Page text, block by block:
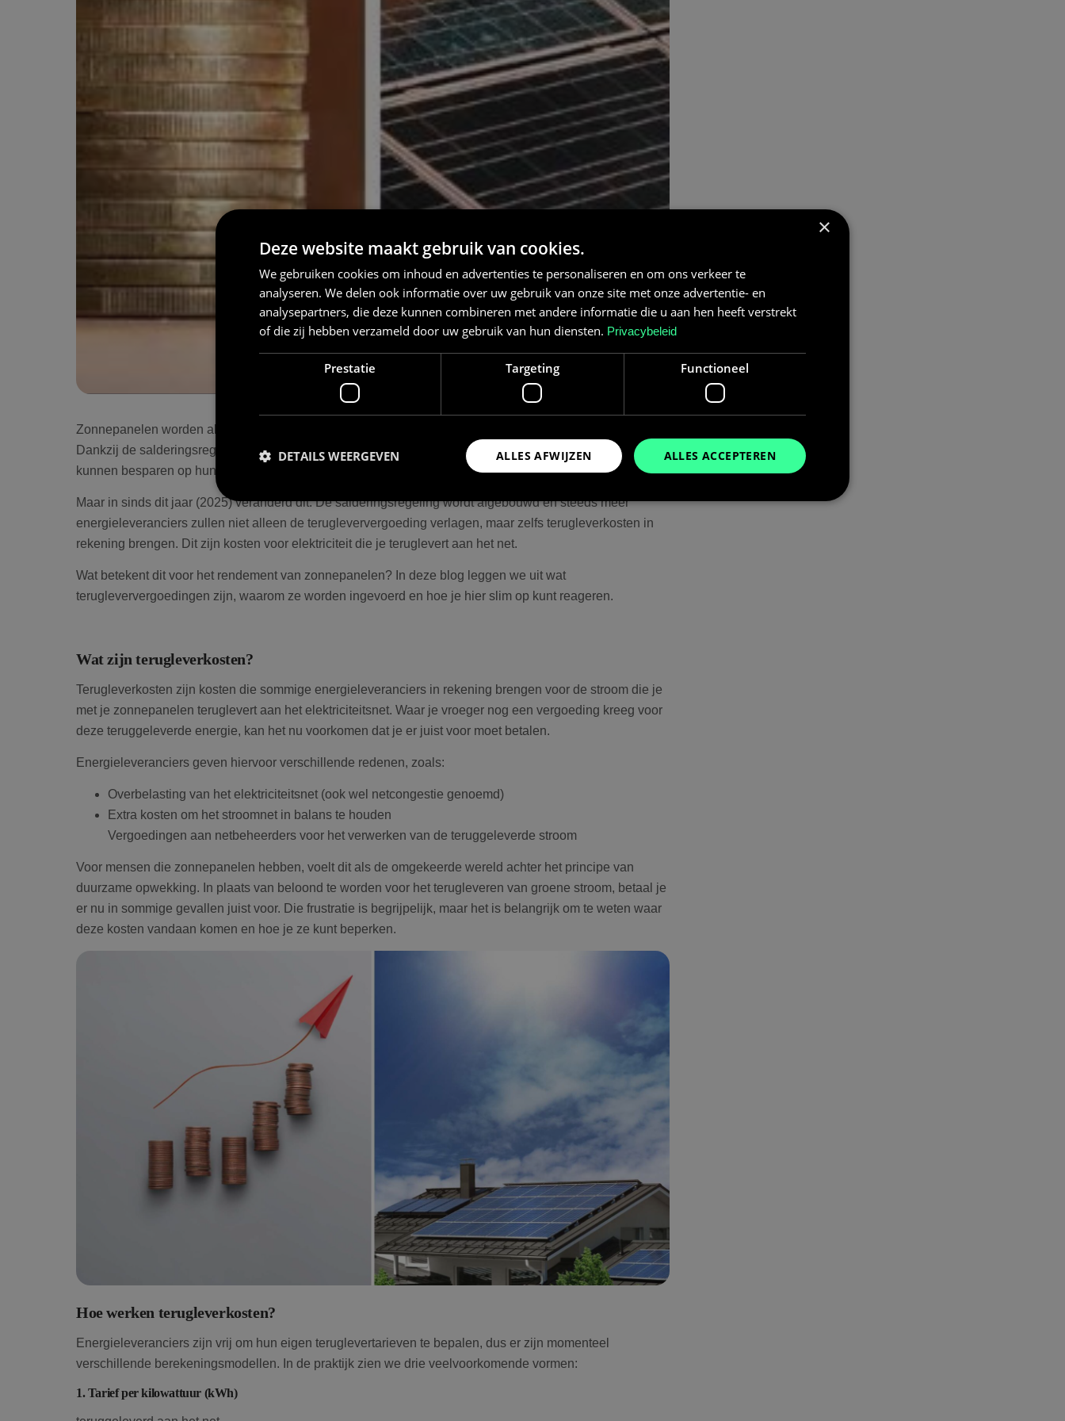
Zonnepanelen worden al lang beschouwd als een duurzame en financieel aantrekkelijke investering.
Dankzij de salderingsregeling en de gunstige terugleververgoeding hebben veel huishoudens flink
kunnen besparen op hun energiekosten.
Maar in sinds dit jaar (2025) veranderd dit. De salderingsregeling wordt afgebouwd en steeds meer
energieleveranciers zullen niet alleen de terugleververgoeding verlagen, maar zelfs terugleverkosten in
rekening brengen. Dit zijn kosten voor elektriciteit die je teruglevert aan het net.
Wat betekent dit voor het rendement van zonnepanelen? In deze blog leggen we uit wat
terugleververgoedingen zijn, waarom ze worden ingevoerd en hoe je hier slim op kunt reageren.
Wat zijn terugleverkosten?
Terugleverkosten zijn kosten die sommige energieleveranciers in rekening brengen voor de stroom die je
met je zonnepanelen teruglevert aan het elektriciteitsnet. Waar je vroeger nog een vergoeding kreeg voor
deze teruggeleverde energie, kan het nu voorkomen dat je er juist voor moet betalen.
Energieleveranciers geven hiervoor verschillende redenen, zoals:
Overbelasting van het elektriciteitsnet (ook wel netcongestie genoemd)
Extra kosten om het stroomnet in balans te houden
Vergoedingen aan netbeheerders voor het verwerken van de teruggeleverde stroom
Voor mensen die zonnepanelen hebben, voelt dit als de omgekeerde wereld achter het principe van
duurzame opwekking. In plaats van beloond te worden voor het terugleveren van groene stroom, betaal je
er nu in sommige gevallen juist voor. Die frustratie is begrijpelijk, maar het is belangrijk om te weten waar
deze kosten vandaan komen en hoe je ze kunt beperken.
Hoe werken terugleverkosten?
Energieleveranciers zijn vrij om hun eigen teruglevertarieven te bepalen, dus er zijn momenteel
verschillende berekeningsmodellen. In de praktijk zien we drie veelvoorkomende vormen:
1. Tarief per kilowattuur (kWh)
×
Deze website maakt gebruik van cookies.
We gebruiken cookies om inhoud en advertenties te personaliseren en om ons verkeer te
analyseren. We delen ook informatie over uw gebruik van onze site met onze advertentie- en
analysepartners, die deze kunnen combineren met andere informatie die u aan hen heeft verstrekt
of die zij hebben verzameld door uw gebruik van hun diensten. Privacybeleid
Prestatie Targeting Functioneel
ALLES ACCEPTEREN
ALLES AFWIJZEN
DETAILS WEERGEVEN
Prestatie Functioneel
niet worden gebruikt om een bepaalde bezoeker direct te identificeren.
wpml_current_language
bolk.energy
ingesteld voor ingelogde gebruikers. Als u de taalcookie
inschakelt om AJAX-filtering te ondersteunen, wordt deze
cookie ook ingesteld voor gebruikers die niet zijn ingelogd.